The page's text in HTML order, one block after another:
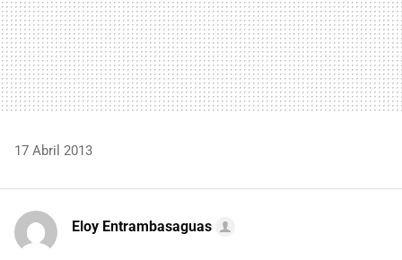
17 Abril 2013
Eloy Entrambasaguas